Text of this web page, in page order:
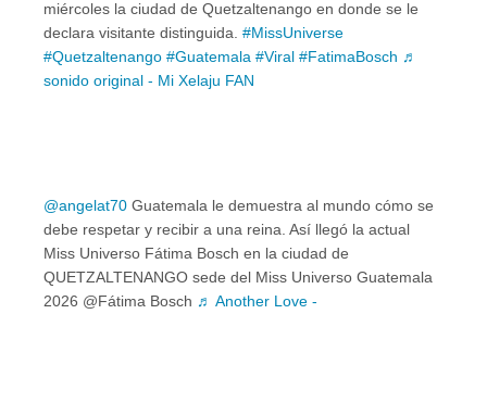
miércoles la ciudad de Quetzaltenango en donde se le
declara visitante distinguida. #MissUniverse
#Quetzaltenango #Guatemala #Viral #FatimaBosch ♬
sonido original - Mi Xelaju FAN
@angelat70 Guatemala le demuestra al mundo cómo se
debe respetar y recibir a una reina. Así llegó la actual
Miss Universo Fátima Bosch en la ciudad de
QUETZALTENANGO sede del Miss Universo Guatemala
2026 @Fátima Bosch ♬ Another Love -